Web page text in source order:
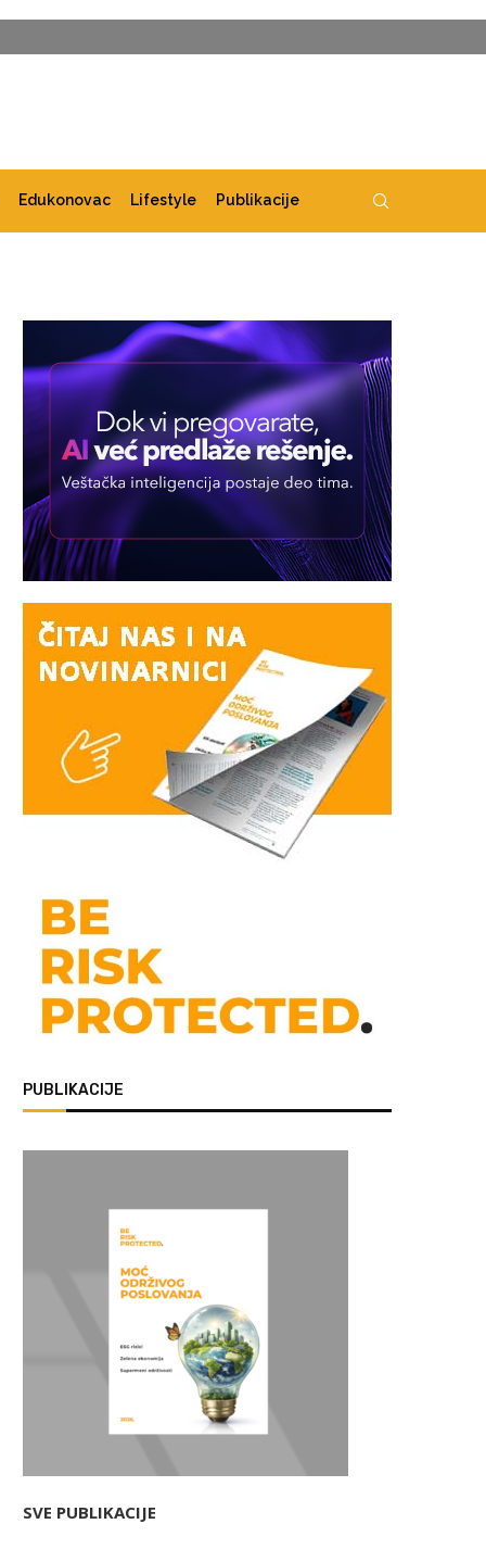
Edukonovac Lifestyle Publikacije
PUBLIKACIJE
SVE PUBLIKACIJE